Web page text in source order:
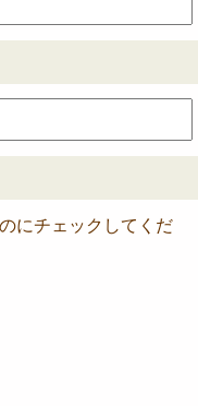
にチェックしてくだ